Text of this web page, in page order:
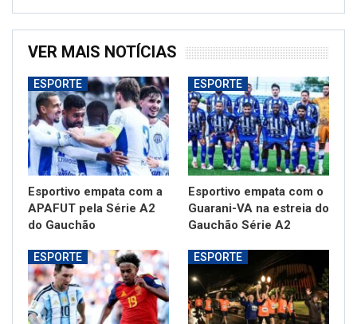
VER MAIS NOTÍCIAS
ESPORTE
Esportivo empata com a
APAFUT pela Série A2
do Gauchão
ESPORTE
Esportivo empata com o
Guarani-VA na estreia do
Gauchão Série A2
ESPORTE ESPORTE